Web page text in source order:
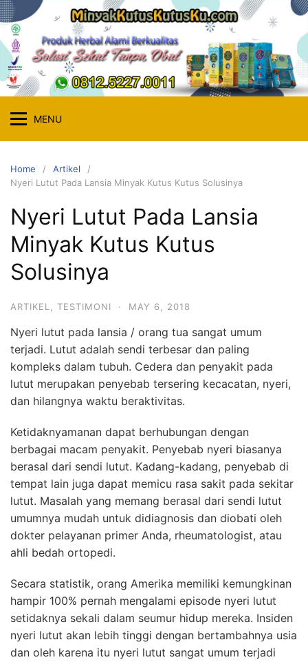
Skip
to
content
MENU
Home
Artikel
Nyeri Lutut Pada Lansia Minyak Kutus Kutus Solusinya
Nyeri Lutut Pada Lansia
Minyak Kutus Kutus
Solusinya
ARTIKEL TESTIMONI · MAY 6, 2018
Nyeri lutut pada lansia / orang tua sangat umum
terjadi. Lutut adalah sendi terbesar dan paling
kompleks dalam tubuh. Cedera dan penyakit pada
lutut merupakan penyebab tersering kecacatan, nyeri,
dan hilangnya waktu beraktivitas.
Ketidaknyamanan dapat berhubungan dengan
berbagai macam penyakit. Penyebab nyeri biasanya
berasal dari sendi lutut. Kadang-kadang, penyebab di
tempat lain juga dapat memicu rasa sakit pada sekitar
lutut. Masalah yang memang berasal dari sendi lutut
umumnya mudah untuk didiagnosis dan diobati oleh
dokter pelayanan primer Anda, rheumatologist, atau
ahli bedah ortopedi.
Secara statistik, orang Amerika memiliki kemungkinan
hampir 100% pernah mengalami episode nyeri lutut
setidaknya sekali dalam seumur hidup mereka. Insiden
nyeri lutut akan lebih tinggi dengan bertambahnya usia
dan oleh karena itu nyeri lutut sangat umum terjadi